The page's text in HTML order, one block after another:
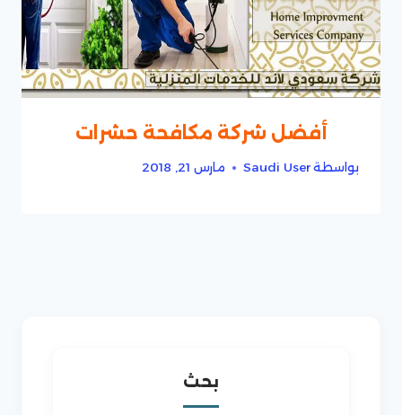
أفضل شركة مكافحة حشرات
بواسطةSaudi User مارس 21, 2018
بحث